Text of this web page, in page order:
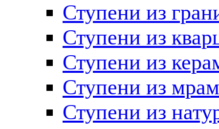
Ступени из
Ступени из
Ступени из
Ступени из
Ступени из